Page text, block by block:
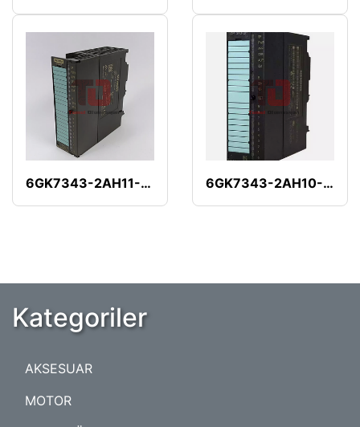
6GK7343-2AH11-0XA0 6GK7343-2AH10-0XA0
Kategoriler
AKSESUAR
MOTOR